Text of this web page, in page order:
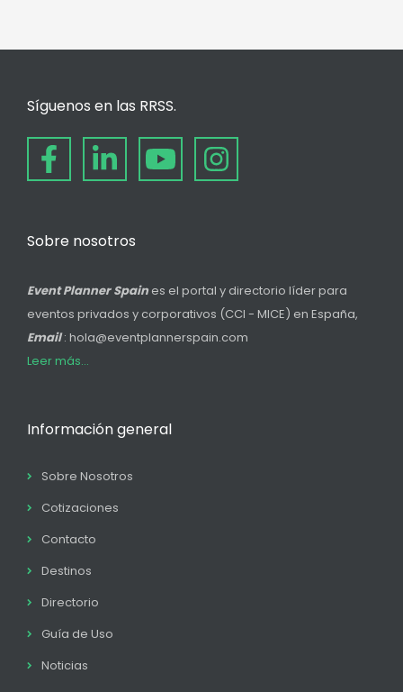
Síguenos en las RRSS.
Sobre nosotros
Event Planner Spain es el portal y directorio líder para
eventos privados y corporativos (CCI - MICE) en España,
Email: hola@eventplannerspain.com
Leer más...
Información general
Sobre Nosotros
Cotizaciones
Contacto
Destinos
Directorio
Guía de Uso
Noticias